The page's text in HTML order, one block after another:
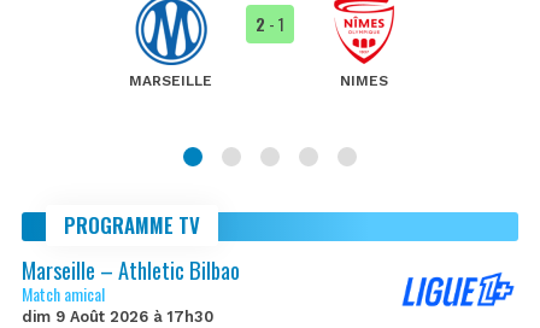
MARSEILLE
2 - 1
NIMES
PROGRAMME TV
Marseille – Athletic Bilbao
Match amical
dim 9 Août 2026 à 17h30